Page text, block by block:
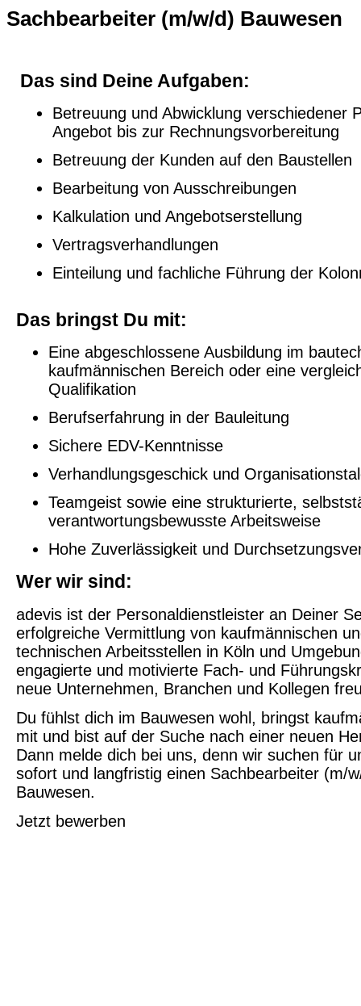
Sachbearbeiter (m/w/d) Bauwesen
Das sind Deine Aufgaben:
Betreuung und Abwicklung verschiedener
Angebot bis zur Rechnungsvorbereitung
Betreuung der Kunden auf den Baustellen
Bearbeitung von Ausschreibungen
Kalkulation und Angebotserstellung
Vertragsverhandlungen
Einteilung und fachliche Führung der
Das bringst Du mit:
Eine abgeschlossene Ausbildung im
kaufmännischen Bereich oder eine
Qualifikation
Berufserfahrung in der Bauleitung
Sichere EDV-Kenntnisse
Verhandlungsgeschick und
Teamgeist sowie eine strukturierte,
verantwortungsbewusste Arbeitsweise
Hohe Zuverlässigkeit und
Wer wir sind:
adevis ist der Personaldienstleister an Deiner
erfolgreiche Vermittlung von kaufmännischen
technischen Arbeitsstellen in Köln und
engagierte und motivierte Fach- und
neue Unternehmen, Branchen und Kollegen
Du fühlst dich im Bauwesen wohl, bringst
mit und bist auf der Suche nach einer neuen
Dann melde dich bei uns, denn wir suchen für
sofort und langfristig einen Sachbearbeiter (m/
Bauwesen.
Jetzt bewerben